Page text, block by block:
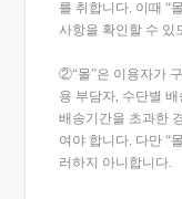
를 취합니다. 이때 “
사항을 확인할 수 있
②“몰”은 이용자가
용 부담자, 수단별
배송기간을 초과한
여야 합니다. 다만 “
러하지 아니합니다.